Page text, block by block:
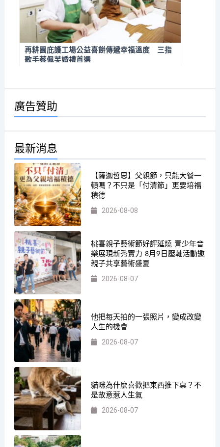
再耕園庇護工場公益喜餅傳遞幸福溫度 三指
歌手蔡佩芙婚禮首選
廣告贊助
最新消息
【薩迦哲思】父親節，只能大餐一
頓嗎？不只是「付清節」更要培福
積德
2026-08-08
桃喜親子藝術節好評延燒 青少年音
樂展現新秀實力 8月9日壓軸活動邀
親子共享藝術盛夏
2026-08-07
他把每天拍的一張照片，變成改變
人生的機會
2026-08-07
貓咪為什麼喜歡把東西推下桌？不
是故意惹人生氣
2026-08-07